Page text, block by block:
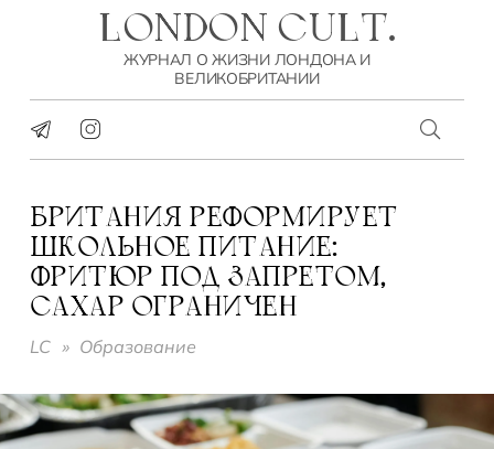
LONDON CULT.
ЖУРНАЛ О ЖИЗНИ ЛОНДОНА И
ВЕЛИКОБРИТАНИИ
БРИТАНИЯ РЕФОРМИРУЕТ
ШКОЛЬНОЕ ПИТАНИЕ:
ФРИТЮР ПОД ЗАПРЕТОМ,
САХАР ОГРАНИЧЕН
LC » Образование